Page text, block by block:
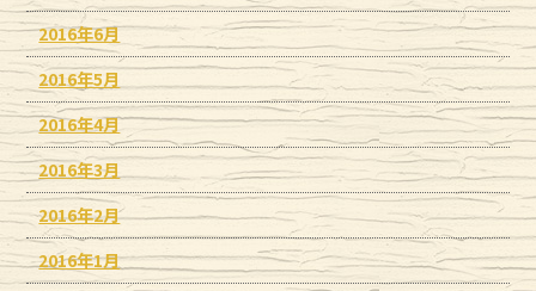
2016年6月
2016年5月
2016年4月
2016年3月
2016年2月
2016年1月